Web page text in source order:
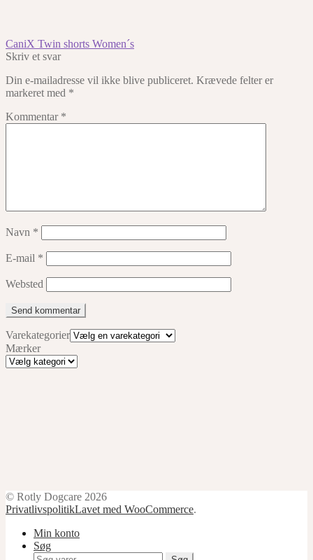
Indlægsnavigation
Forrige
indlæg:
CaniX Twin shorts Women´s
Skriv et svar
Din e-mailadresse vil ikke blive publiceret. Krævede felter er
markeret med *
Kommentar *
Navn *
E-mail *
Websted
Varekategorier
Mærker
Mærker
© Rotly Dogcare 2026
PrivatlivspolitikLavet med WooCommerce.
Min konto
Søg
Søg